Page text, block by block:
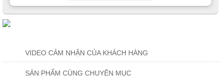
VIDEO CẢM NHẬN CỦA KHÁCH HÀNG
SẢN PHẨM CÙNG CHUYÊN MỤC